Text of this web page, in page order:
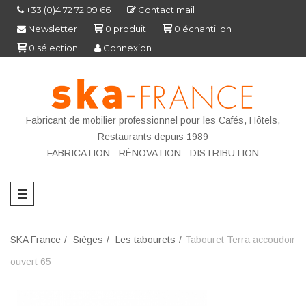
+33 (0)4 72 72 09 66
Contact mail
Newsletter
0 produit 0 échantillon
0 sélection Connexion
Fabricant de mobilier professionnel pour les Cafés, Hôtels,
Restaurants depuis 1989
FABRICATION - RÉNOVATION - DISTRIBUTION
SKA France Sièges Les tabourets
Tabouret Terra accoudoir
ouvert 65